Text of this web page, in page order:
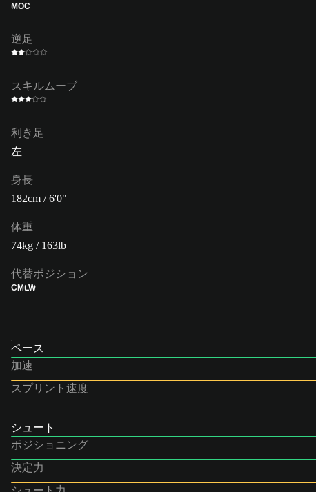
MOC
逆足
スキルムーブ
利き足
左
身長
182cm / 6'0"
体重
74kg / 163lb
代替ポジション
CMLW
ペース
加速
スプリント速度
シュート
ポジショニング
決定力